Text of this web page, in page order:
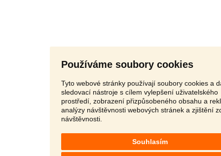
Používáme soubory cookies
Tyto webové stránky používají soubory cookies a
sledovací nástroje s cílem vylepšení uživatelského
prostředí, zobrazení přizpůsobeného obsahu a
analýzy návštěvnosti webových stránek a zjištění
návštěvnosti.
Souhlasím